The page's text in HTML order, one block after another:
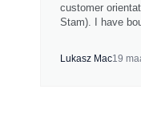
customer
Stam). I have
Lukasz Mac19